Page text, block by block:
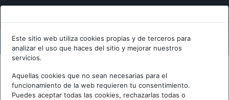
Este sitio web utiliza cookies propias y de terceros para
analizar el uso que haces del sitio y mejorar nuestros
servicios.
Aquellas cookies que no sean necesarias para el
funcionamiento de la web requieren tu consentimiento.
Puedes aceptar todas las cookies, rechazarlas todas o